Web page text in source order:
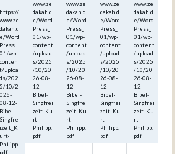
https://
www.ze
dakah.d
e/Word
Press_
01/wp-
conten
t/uploa
ds/202
5/10/2
026-
08-12-
Bibel-
Singfre
izeit_K
urt-
Philipp.
pdf
www.ze
dakah.d
e/Word
Press_
01/wp-
content
/upload
s/2025
/10/20
26-08-
12-
Bibel-
Singfrei
zeit_Ku
rt-
Philipp.
pdf
www.ze
dakah.d
e/Word
Press_
01/wp-
content
/upload
s/2025
/10/20
26-08-
12-
Bibel-
Singfrei
zeit_Ku
rt-
Philipp.
pdf
www.ze
dakah.d
e/Word
Press_
01/wp-
content
/upload
s/2025
/10/20
26-08-
12-
Bibel-
Singfrei
zeit_Ku
rt-
Philipp.
pdf
www.ze
dakah.d
e/Word
Press_
01/wp-
content
/upload
s/2025
/10/20
26-08-
12-
Bibel-
Singfrei
zeit_Ku
rt-
Philipp.
pdf